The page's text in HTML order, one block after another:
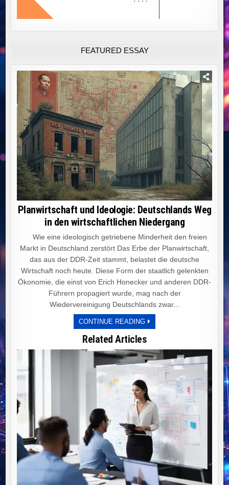
FEATURED ESSAY
Planwirtschaft und Ideologie: Deutschlands Weg
in den wirtschaftlichen Niedergang
Wie eine ideologisch getriebene Minderheit den freien
Markt in Deutschland zerstört Das Erbe der Planwirtschaft,
das aus der DDR-Zeit stammt, belastet die deutsche
Wirtschaft noch heute. Diese Form der staatlich gelenkten
Ökonomie, die einst von Erich Honecker und anderen DDR-
Führern propagiert wurde, mag nach der
Wiedervereinigung Deutschlands zwar...
CONTINUE READINGPLANWIRTSCHAFT
UND
DEUTSCHLANDS
IN
DEN
WIRTSCHAFTLICHEN
NIEDERGANG
Related Articles